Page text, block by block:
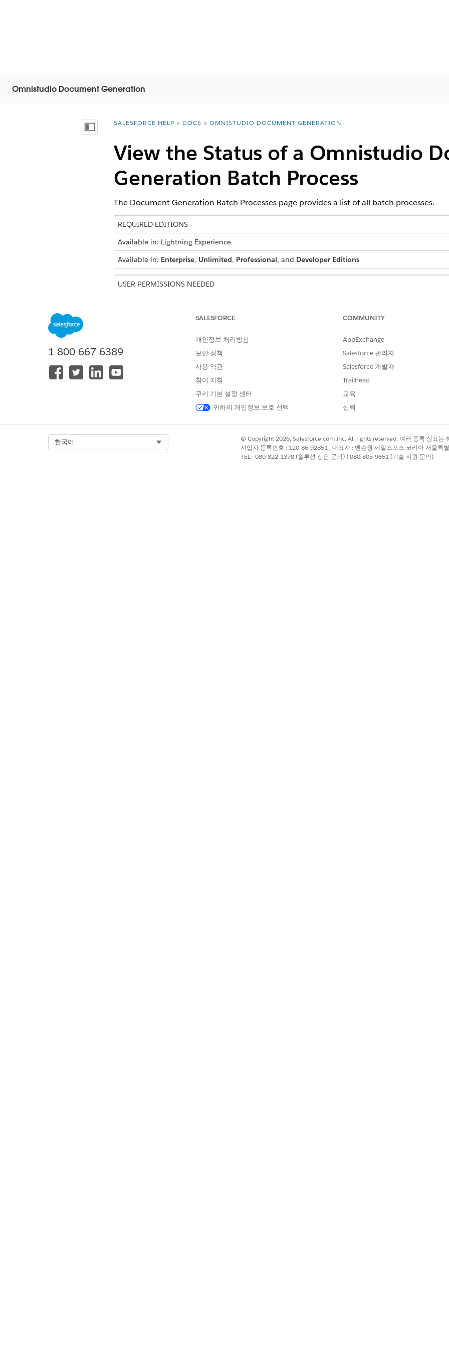
Omnistudio Document Generation
목차 표시 You are here:
SALESFORCE HELP DOCS OMNISTUDIO DOCUMENT GENERATION
View the Status of a Omnistudio
Generation Batch Process
The Document Generation Batch Processes page provides a list of all batch processes.
REQUIRED EDITIONS
Available in: Lightning Experience
Available in: Enterprise, Unlimited, Professional, and Developer Editions
USER PERMISSIONS NEEDED
From Omnistudio, in the Quick Find box, enter document batch process.
To view the details of a document generation batch process, click the batch process.
For example, each batch process is assigned a unique number for identification. To view the
identification number BatchReq-0002, locate this number in the list of batch processes and click
1-800-667-6389
SALESFORCE
개인정보 처리방침
보안 정책
사용 약관
참여 지침
쿠키 기본 설정 센터
귀하의 개인정보 보호 선택
COMMUNITY
AppExchange
Salesforce 관리자
Salesforce 개발자
Trailhead
교육
신뢰
한국어
© Copyright 2026, Salesforce.com Inc. All rights reserved. 여러 등록 상표는
사업자 등록번호 : 120-86-92851 , 대표자 : 벤슨웡 세일즈포스 코리아 서울
TEL : 080-822-1378 (솔루션 상담 문의) | 080-805-9651 (기술 지원 문의)